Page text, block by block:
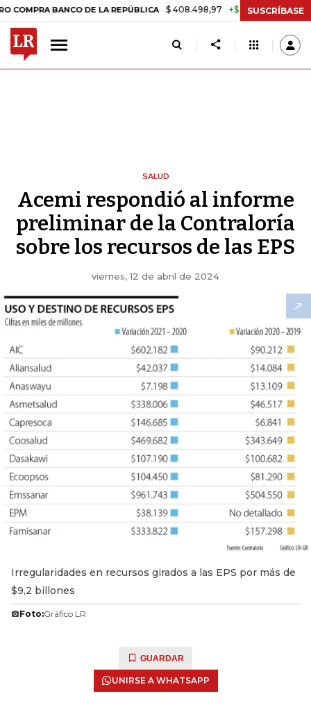
BANCO DE LA REPÚBLICA $ 408.498,97 +$ 8.753,81 +2,19%
SUSCRÍBASE
SALUD
Acemi respondió al informe
preliminar de la Contraloría
sobre los recursos de las EPS
viernes, 12 de abril de 2024
Irregularidades en recursos girados a las EPS por más de
$9,2 billones
Foto:Gráfico LR
GUARDAR
UNIRSE A WHATSAPP